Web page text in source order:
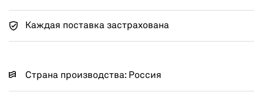
Каждая поставка застрахована
Страна производства: Россия